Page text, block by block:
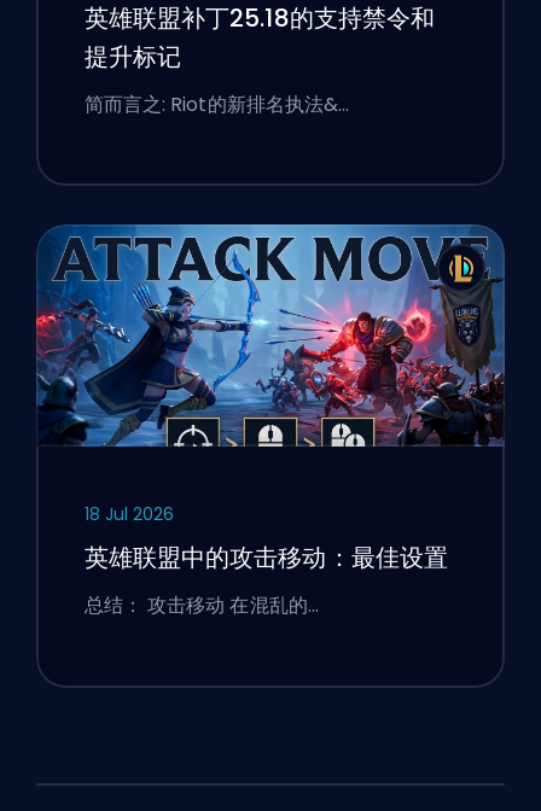
英雄联盟补丁25.18的支持禁令和
提升标记
简而言之: Riot的新排名执法&…
18 Jul 2026
英雄联盟中的攻击移动：最佳设置
总结： 攻击移动 在混乱的…